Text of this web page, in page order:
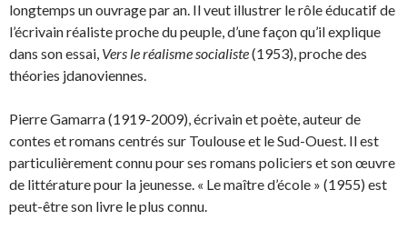
longtemps un ouvrage par an. Il veut illustrer le rôle éducatif de
l’écrivain réaliste proche du peuple, d’une façon qu’il explique
dans son essai, Vers le réalisme socialiste(1953), proche des
théories jdanoviennes.
Pierre Gamarra (1919-2009), écrivain et poète, auteur de
contes et romans centrés sur Toulouse et le Sud-Ouest. Il est
particulièrement connu pour ses romans policiers et son œuvre
de littérature pour la jeunesse. « Le maître d’école » (1955) est
peut-être son livre le plus connu.